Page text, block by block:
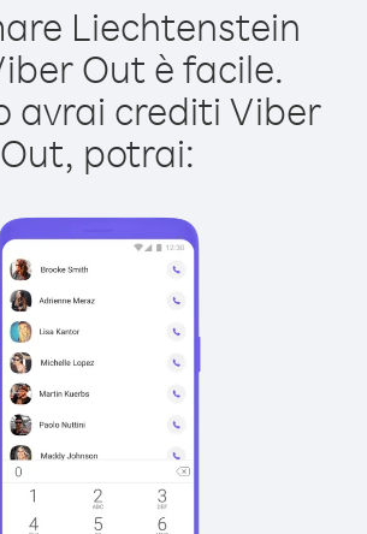
Liechtenstein
Out è facile.
avrai crediti Viber
Out, potrai: